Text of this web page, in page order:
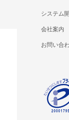
システム
会社案内
お問い合